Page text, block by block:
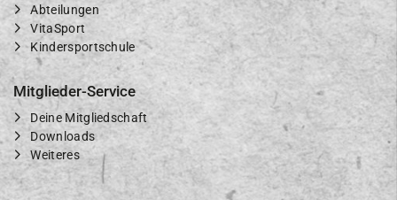
Abteilungen
VitaSport
Kindersportschule
Mitglieder-Service
Deine Mitgliedschaft
Downloads
Weiteres